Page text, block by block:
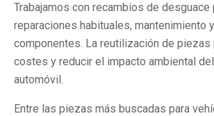
Trabajamos con recambios de desguace
reparaciones habituales, mantenimiento
componentes. La reutilización de piezas
costes y reducir el impacto ambiental
automóvil.
Entre las piezas más buscadas para